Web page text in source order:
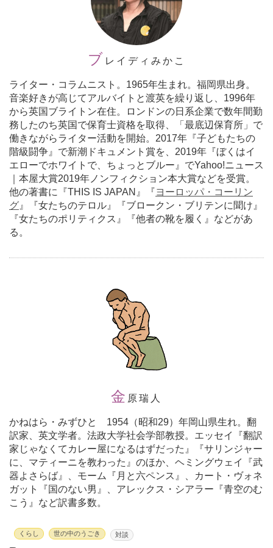
ブ レイディみかこ
ライター・コラムニスト。1965年生まれ。福岡県出身。
音楽好きが高じてアルバイトと渡英を繰り返し、1996年
から英国ブライトン在住。ロンドンの日系企業で数年間勤
務したのち英国で保育士資格を取得、「最底辺保育所」で
働きながらライター活動を開始。2017年『子どもたちの
階級闘争』で新潮ドキュメント賞を、2019年『ぼくはイ
エローでホワイトで、ちょっとブルー』でYahoo!ニュース
｜本屋大賞2019年ノンフィクション本大賞などを受賞。
他の著書に『THIS IS JAPAN』『ヨーロッパ・コーリン
グ 』『女たちのテロル』『ブロークン・ブリテンに聞け』
『女たちのポリティクス』『他者の靴を履く』などがあ
る。
金 原瑞人
かねはら・みずひと 1954（昭和29）年岡山県生れ。翻
訳家、英文学者。法政大学社会学部教授。エッセイ『翻訳
家じゃなくてカレー屋になるはずだった』『サリンジャー
に、マティーニを教わった』のほか、ヘミングウェイ『武
器よさらば』、モーム『月と六ペンス』、カート・ヴォネ
ガット『国のない男』、アレックス・シアラー『青空のむ
こう』など訳書多数。
くらし 世の中のうごき 対談